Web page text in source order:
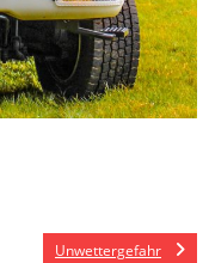
Unwettergefahr